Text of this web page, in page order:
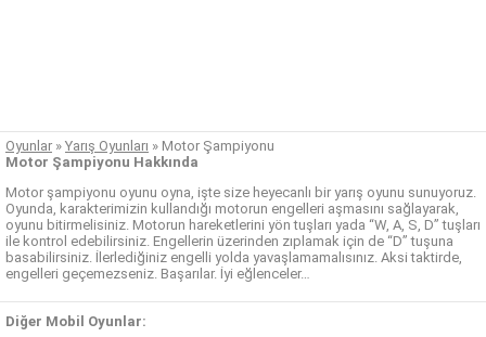
Oyunlar » Yarış Oyunları » Motor Şampiyonu
Motor Şampiyonu Hakkında
Motor şampiyonu oyunu oyna, işte size heyecanlı bir yarış oyunu sunuyoruz.
Oyunda, karakterimizin kullandığı motorun engelleri aşmasını sağlayarak,
oyunu bitirmelisiniz. Motorun hareketlerini yön tuşları yada “W, A, S, D” tuşları
ile kontrol edebilirsiniz. Engellerin üzerinden zıplamak için de “D” tuşuna
basabilirsiniz. İlerlediğiniz engelli yolda yavaşlamamalısınız. Aksi taktirde,
engelleri geçemezseniz. Başarılar. İyi eğlenceler…
Diğer Mobil Oyunlar: